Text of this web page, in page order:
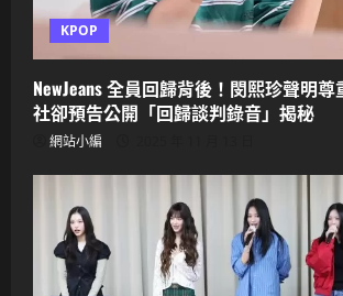
KPOP
NewJeans 全員回歸背後！閔熙珍聲明
社卻預告公開「回歸談判錄音」揭秘
網站小編